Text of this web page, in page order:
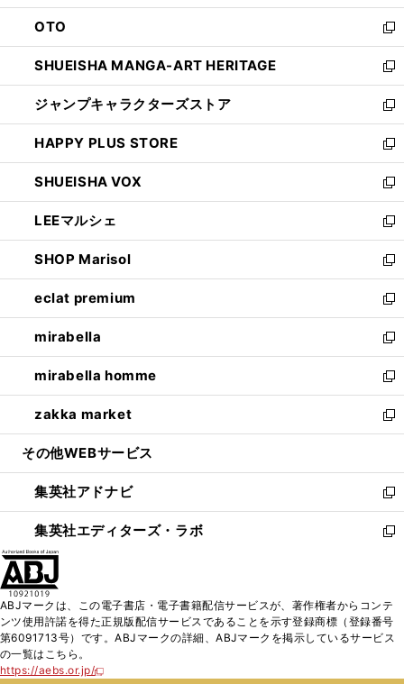
ウ
で
開
く
ン
ド
ウ
で
開
く
OTO
新
し
い
ウ
ィ
ン
ド
ウ
で
開
く
SHUEISHA MANGA-ART HERITAGE
新
し
い
ウ
ィ
ン
ド
ウ
で
開
く
ジャンプキャラクターズストア
新
し
い
ウ
ィ
ン
ド
ウ
で
開
く
HAPPY PLUS STORE
新
し
い
ウ
ィ
ン
ド
ウ
で
開
く
SHUEISHA VOX
新
し
い
ウ
ィ
ン
ド
ウ
で
開
く
LEEマルシェ
新
し
い
ウ
ィ
ン
ド
ウ
で
開
く
SHOP Marisol
新
し
い
ウ
ィ
ン
ド
ウ
で
開
eclat premium
新
し
い
ウ
ィ
ン
ド
ウ
開
く
mirabella
新
し
い
ウ
ィ
ン
ウ
で
開
く
mirabella homme
新
し
い
ウ
ン
ド
ウ
で
zakka market
新
し
ウ
ィ
ン
ド
く
その他WEBサービス
集英社アドナビ
新
し
い
ド
ウ
で
集英社エディターズ・ラボ
新
ィ
ン
ABJマークは、この電子書店・電子書籍配信サービスが、著作権者からコンテ
ンツ使用許諾を得た正規版配信サービスであることを示す登録商標（登録番号
第6091713号）です。ABJマークの詳細、ABJマークを掲示しているサービス
の一覧はこちら。
https://aebs.or.jp/
新